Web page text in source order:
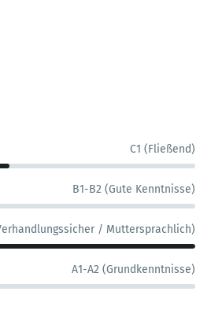
C1 (Fließend)
B1-B2 (Gute Kenntnisse)
/ Muttersprachlich)
A1-A2 (Grundkenntnisse)